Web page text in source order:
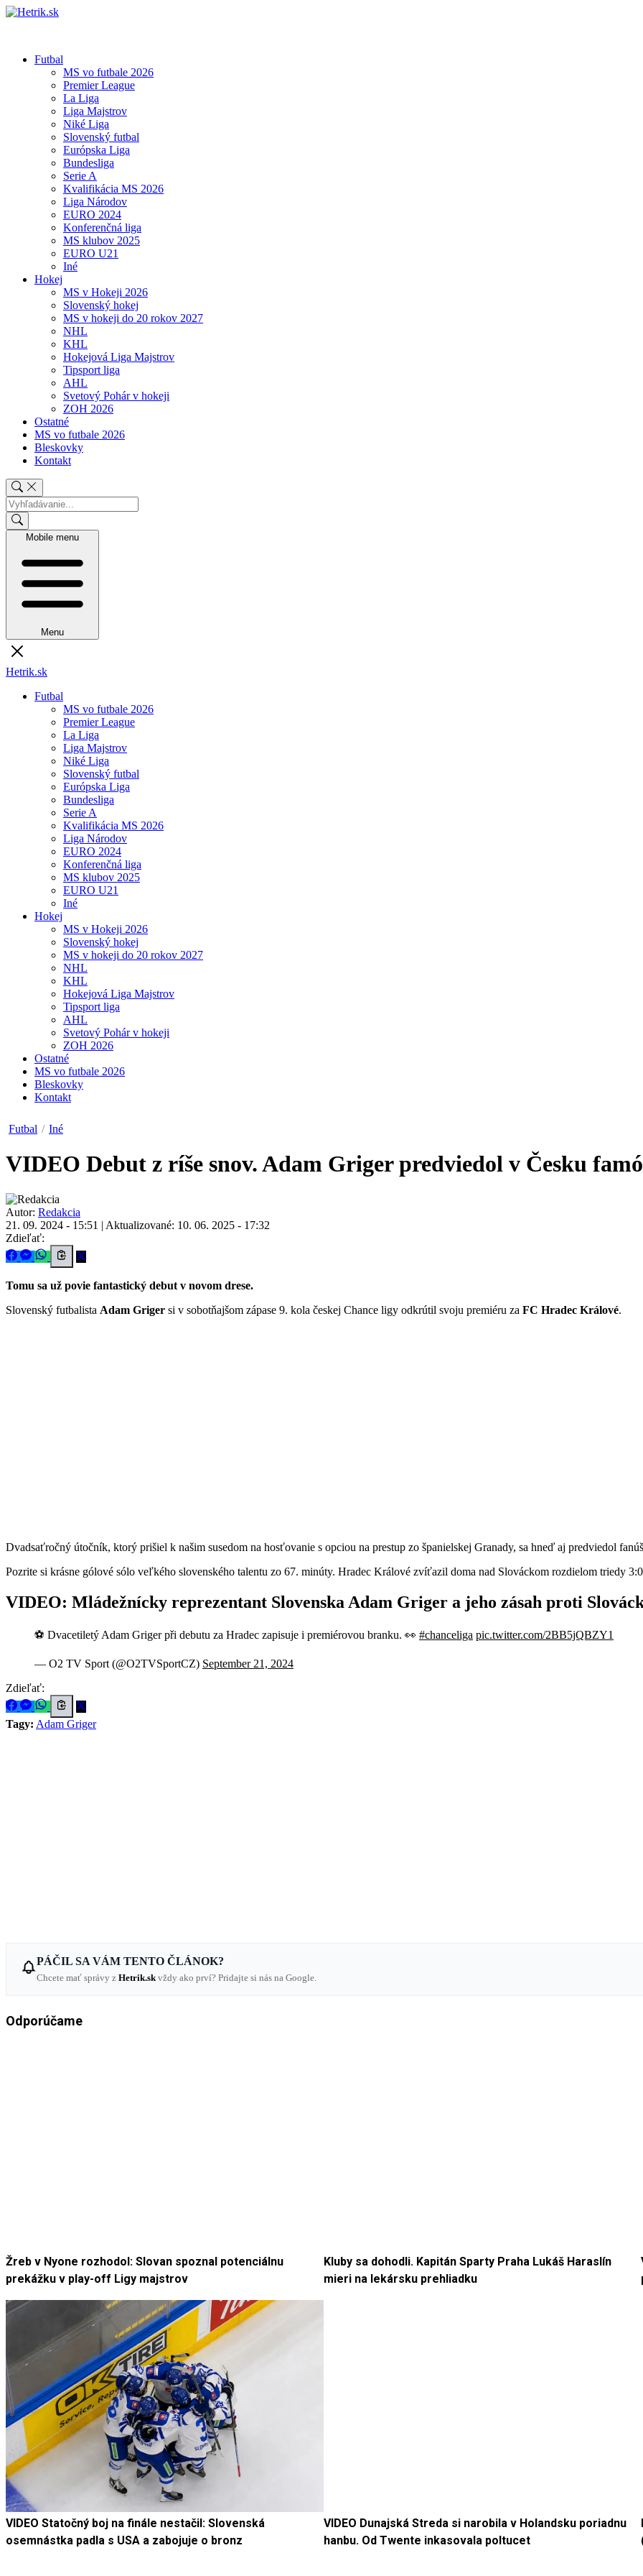
Futbal
MS vo futbale 2026
Premier League
La Liga
Liga Majstrov
Niké Liga
Slovenský futbal
Európska Liga
Bundesliga
Serie A
Kvalifikácia MS 2026
Liga Národov
EURO 2024
Konferenčná liga
MS klubov 2025
EURO U21
Iné
Hokej
MS v Hokeji 2026
Slovenský hokej
MS v hokeji do 20 rokov 2027
NHL
KHL
Hokejová Liga Majstrov
Tipsport liga
AHL
Svetový Pohár v hokeji
ZOH 2026
Ostatné
MS vo futbale 2026
Bleskovky
Kontakt
Mobile menu
Menu
Hetrik.sk
Futbal
MS vo futbale 2026
Premier League
La Liga
Liga Majstrov
Niké Liga
Slovenský futbal
Európska Liga
Bundesliga
Serie A
Kvalifikácia MS 2026
Liga Národov
EURO 2024
Konferenčná liga
MS klubov 2025
EURO U21
Iné
Hokej
MS v Hokeji 2026
Slovenský hokej
MS v hokeji do 20 rokov 2027
NHL
KHL
Hokejová Liga Majstrov
Tipsport liga
AHL
Svetový Pohár v hokeji
ZOH 2026
Ostatné
MS vo futbale 2026
Bleskovky
Kontakt
Futbal / Iné
VIDEO Debut z ríše snov. Adam Griger predviedol v Česku
Autor: Redakcia
21. 09. 2024 - 15:51 | Aktualizované: 10. 06. 2025 - 17:32
Zdieľať:
Tomu sa už povie fantastický debut v novom drese.
Slovenský futbalista Adam Griger si v sobotňajšom zápase 9. kola českej Chance ligy odkrútil svoju premiéru za FC Hradec Králové.
Dvadsaťročný útočník, ktorý prišiel k našim susedom na hosťovanie s opciou na prestup zo španielskej Granady, sa hneď aj predviedol
Pozrite si krásne gólové sólo veľkého slovenského talentu zo 67. minúty. Hradec Králové zvíťazil doma nad Slováckom rozdielom triedy
VIDEO: Mládežnícky reprezentant Slovenska Adam Griger a jeho zásah proti
⚽️ Dvacetiletý Adam Griger při debutu za Hradec zapisuje i premiérovou branku. 👀 #chanceliga pic.twitter.com/2BB5jQBZY1
— O2 TV Sport (@O2TVSportCZ) September 21, 2024
Zdieľať:
Tagy: Adam Griger
PÁČIL SA VÁM TENTO ČLÁNOK?
Chcete mať správy z Hetrik.sk vždy ako prví? Pridajte si nás na Google.
Odporúčame
Žreb v Nyone rozhodol: Slovan spoznal potenciálnu
prekážku v play-off Ligy majstrov
Kluby sa dohodli. Kapitán Sparty Praha Lukáš Haraslín
mieri na lekársku prehliadku
VIDEO Statočný boj na finále nestačil: Slovenská
osemnástka padla s USA a zabojuje o bronz
VIDEO Dunajská Streda si narobila v Holandsku poriadnu
hanbu. Od Twente inkasovala poltucet